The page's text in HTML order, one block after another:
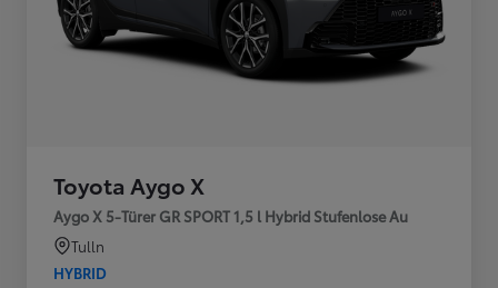
Toyota Aygo X
Aygo X 5-Türer GR SPORT 1,5 l Hybrid Stufenlose Au
Tulln
HYBRID